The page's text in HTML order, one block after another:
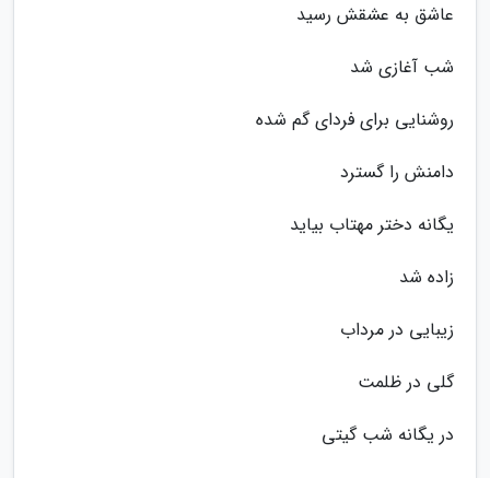
عاشق به عشقش رسید
شب آغازی شد
روشنایی برای فردای گم شده
دامنش را گسترد
یگانه دختر مهتاب بیاید
زاده شد
زیبایی در مرداب
گلی در ظلمت
در یگانه شب گیتی